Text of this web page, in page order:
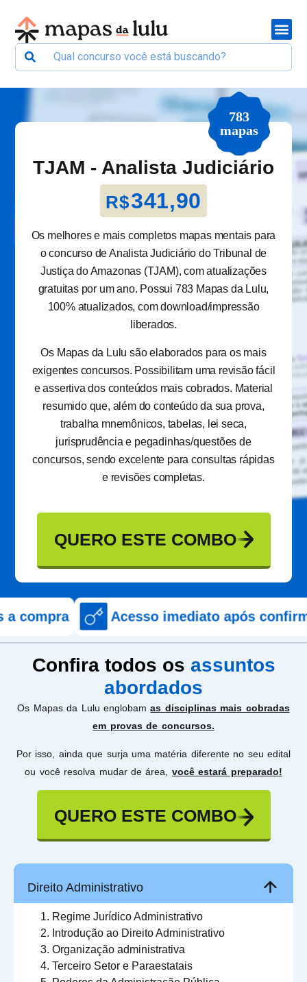
783
mapas
TJAM - Analista Judiciário
R$341,90
Os melhores e mais completos mapas mentais para
o concurso de Analista Judiciário do Tribunal de
Justiça do Amazonas (TJAM), com atualizações
gratuitas por um ano. Possui 783 Mapas da Lulu,
100% atualizados, com download/impressão
liberados.
Os Mapas da Lulu são elaborados para os mais
exigentes concursos. Possibilitam uma revisão fácil
e assertiva dos conteúdos mais cobrados. Material
resumido que, além do conteúdo da sua prova,
trabalha mnemônicos, tabelas, lei seca,
jurisprudência e pegadinhas/questões de
concursos, sendo excelente para consultas rápidas
e revisões completas.
QUERO ESTE COMBO
Acesso imediato após confirmação de
Confira todos os assuntos
abordados
Os Mapas da Lulu englobamas disciplinas mais cobradas
em provas de concursos.
Por isso, ainda que surja uma matéria diferente no seu edital
ou você resolva mudar de área, você estará preparado!
QUERO ESTE COMBO
Direito Administrativo
Regime Jurídico Administrativo
Introdução ao Direito Administrativo
Organização administrativa
Terceiro Setor e Paraestatais